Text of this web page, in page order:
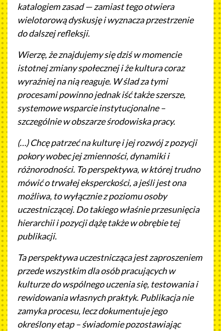
katalogiem zasad — zamiast tego otwiera
wielotorową dyskusję i wyznacza przestrzenie
do dalszej refleksji.
Wierzę, że znajdujemy się dziś w momencie
istotnej zmiany społecznej i że kultura coraz
wyraźniej na nią reaguje. W ślad za tymi
procesami powinno jednak iść także szersze,
systemowe wsparcie instytucjonalne –
szczególnie w obszarze środowiska pracy.
(…) Chcę patrzeć na kulturę i jej rozwój z pozycji
pokory wobec jej zmienności, dynamiki i
różnorodności. To perspektywa, w której trudno
mówić o trwałej eksperckości, a jeśli jest ona
możliwa, to wyłącznie z poziomu osoby
uczestniczącej. Do takiego właśnie przesunięcia
hierarchii i pozycji dążę także w obrębie tej
publikacji.
Ta perspektywa uczestnicząca jest zaproszeniem
przede wszystkim dla osób pracujących w
kulturze do wspólnego uczenia się, testowania i
rewidowania własnych praktyk. Publikacja nie
zamyka procesu, lecz dokumentuje jego
określony etap – świadomie pozostawiając